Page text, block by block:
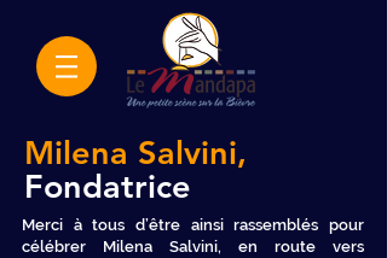
Milena Salvini,
Fondatrice
Merci à tous d’être ainsi rassemblés pour
célébrer Milena Salvini, en route vers